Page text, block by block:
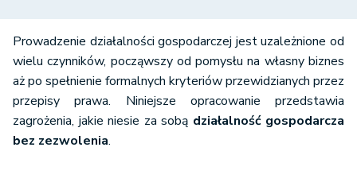
Prowadzenie działalności gospodarczej jest uzależnione od
wielu czynników, począwszy od pomysłu na własny biznes
aż po spełnienie formalnych kryteriów przewidzianych przez
przepisy prawa. Niniejsze opracowanie przedstawia
zagrożenia, jakie niesie za sobą działalność gospodarcza
bez zezwolenia.